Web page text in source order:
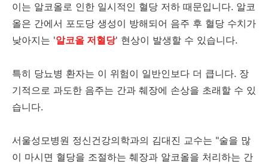
이는 알코올로 인한 일시적인 혈당 저하 때문입니다. 알코
올은 간에서 포도당 생성이 방해되어 음주 후 혈당 수치가
낮아지는 '알코올 저혈당' 현상이 발생할 수 있습니다.
특히 당뇨병 환자는 이 위험이 일반인보다 더 큽니다. 장
기적으로 과도한 음주는 간과 췌장에 손상을 초래할 수 있
습니다.
서울성모병원 정신건강의학과의 김대진 교수는 "술을 많
이 마시면 혈당을 조절하는 췌장과 알코올을 처리하는 간